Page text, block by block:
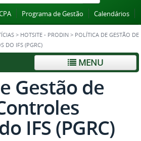
Programa de Gestão Calendários
> HOTSITE - PRODIN > POLÍTICA DE GESTÃO DE
DO IFS (PGRC)
MENU
Gestão de
IFS (PGRC)